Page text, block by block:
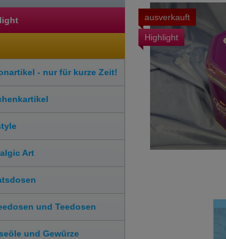
- nur für kurze Zeit!
Art
und Teedosen
und Gewürze
ausverkauft
Highlight